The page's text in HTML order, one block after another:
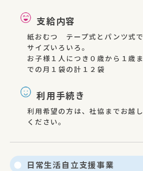
支給内容
紙おむつ テープ式とパンツ式で
サイズいろいろ。
お子様１人につき０歳から１歳ま
での月１袋の計１２袋
利用手続き
利用希望の方は、社協までお越し
ください。
日常生活自立支援事業